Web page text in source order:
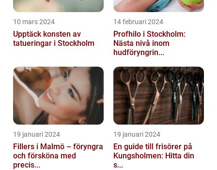
10 mars 2024
Upptäck konsten av
tatueringar i Stockholm
14 februari 2024
Profhilo i Stockholm:
Nästa nivå inom
hudföryngrin...
19 januari 2024
Fillers i Malmö – föryngra
och försköna med
precis...
19 januari 2024
En guide till frisörer på
Kungsholmen: Hitta din
s...